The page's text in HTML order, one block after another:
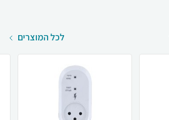
לכל המוצרים